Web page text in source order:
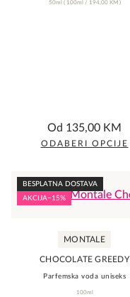
50ml ( 100ml / 194,00 KM
0,0
rating
Od 135,00 KM
ODABERI OPCIJE
product
has
BESPLATNA DOSTAVA
AKCIJA−15%
MONTALE
CHOCOLATE GREEDY
Parfemska voda uniseks
100ml